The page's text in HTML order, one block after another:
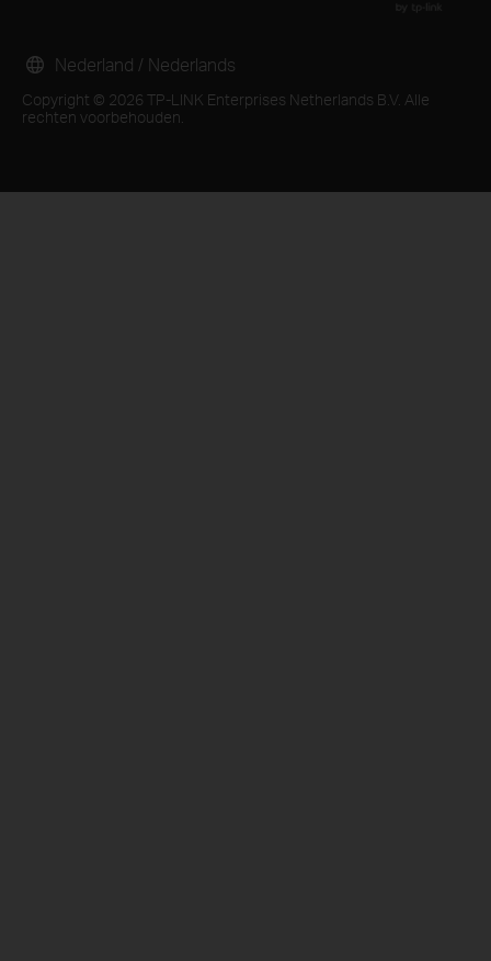
Copyright © 2026 TP-LINK Enterprises Netherlands B.V. Alle
rechten voorbehouden.
Nederland / Nederlands